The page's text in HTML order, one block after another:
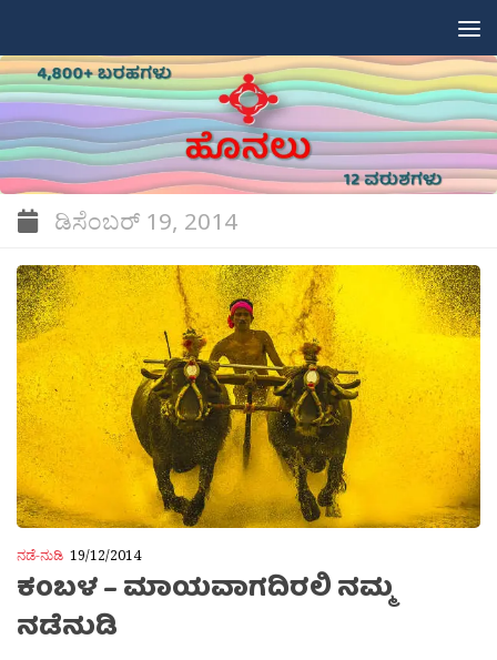
ಡಿಸೆಂಬರ್ 19, 2014
ನಡೆ-ನುಡಿ 19/12/2014
ಕಂಬಳ – ಮಾಯವಾಗದಿರಲಿ ನಮ್ಮ
ನಡೆನುಡಿ